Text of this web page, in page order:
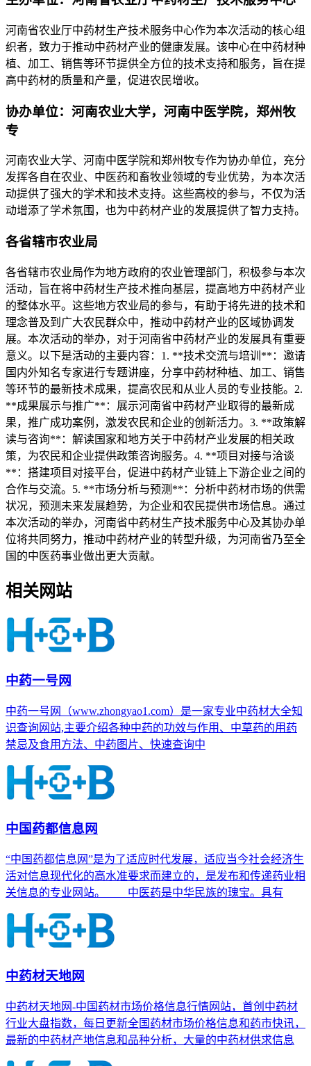
河南省农业厅中药材生产技术服务中心作为本次活动的核心组
织者，致力于推动中药材产业的健康发展。该中心在中药材种
植、加工、销售等环节提供全方位的技术支持和服务，旨在提
高中药材的质量和产量，促进农民增收。
协办单位：河南农业大学，河南中医学院，郑州牧
专
河南农业大学、河南中医学院和郑州牧专作为协办单位，充分
发挥各自在农业、中医药和畜牧业领域的专业优势，为本次活
动提供了强大的学术和技术支持。这些高校的参与，不仅为活
动增添了学术氛围，也为中药材产业的发展提供了智力支持。
各省辖市农业局
各省辖市农业局作为地方政府的农业管理部门，积极参与本次
活动，旨在将中药材生产技术推向基层，提高地方中药材产业
的整体水平。这些地方农业局的参与，有助于将先进的技术和
理念普及到广大农民群众中，推动中药材产业的区域协调发
展。本次活动的举办，对于河南省中药材产业的发展具有重要
意义。以下是活动的主要内容：1. **技术交流与培训**：邀请
国内外知名专家进行专题讲座，分享中药材种植、加工、销售
等环节的最新技术成果，提高农民和从业人员的专业技能。2.
**成果展示与推广**：展示河南省中药材产业取得的最新成
果，推广成功案例，激发农民和企业的创新活力。3. **政策解
读与咨询**：解读国家和地方关于中药材产业发展的相关政
策，为农民和企业提供政策咨询服务。4. **项目对接与洽谈
**：搭建项目对接平台，促进中药材产业链上下游企业之间的
合作与交流。5. **市场分析与预测**：分析中药材市场的供需
状况，预测未来发展趋势，为企业和农民提供市场信息。通过
本次活动的举办，河南省中药材生产技术服务中心及其协办单
位将共同努力，推动中药材产业的转型升级，为河南省乃至全
国的中医药事业做出更大贡献。
相关网站
中药一号网
中药一号网（www.zhongyao1.com）是一家专业中药材大全知
识查询网站,主要介绍各种中药的功效与作用、中草药的用药
禁忌及食用方法、中药图片、快速查询中
中国药都信息网
“中国药都信息网”是为了适应时代发展，适应当今社会经济生
活对信息现代化的高水准要求而建立的，是发布和传递药业相
关信息的专业网站。 中医药是中华民族的瑰宝。具有
中药材天地网
中药材天地网-中国药材市场价格信息行情网站，首创中药材
行业大盘指数，每日更新全国药材市场价格信息和药市快讯，
最新的中药材产地信息和品种分析，大量的中药材供求信息